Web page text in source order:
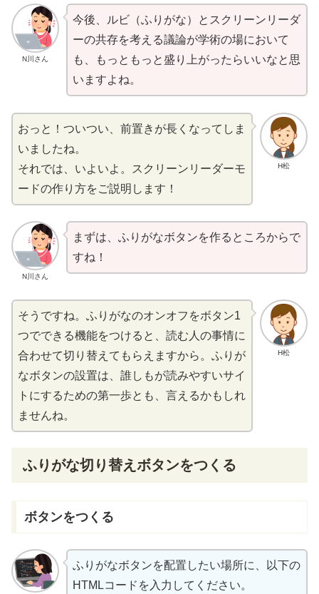
N川さん
今後 、ルビ（ふりがな）とスクリーンリーダ
ーの共存を考える議論が学術の場において
も、もっともっと 盛 り 上がったらいいなと 思
いますよね。
H松
おっと！ついつい、 前置きが長 くなってしま
いましたね。
それでは、いよいよ。スクリーンリーダーモ
ードの作り 方をご説明 します！
N川さん
まずは、ふりがなボタンを作るところからで
すね！
H松
そうですね。ふりがなのオンオフをボタン1
つでできる機能をつけると、 読む 人 の事情に
合わせて切 り 替えてもらえますから。ふりが
なボタンの設置は、 誰しもが読みやすいサイ
トにするための第一歩とも、 言えるかもしれ
ませんね。
ふりがな切 り替えボタンをつくる
ボタンをつくる
ふりがなボタンを配置 したい場所に、 以下の
HTMLコードを 入力 してください。